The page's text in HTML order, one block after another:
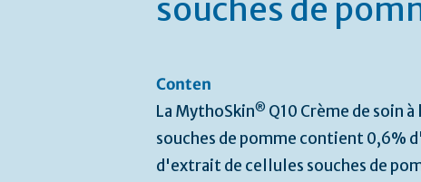
souches de
Conten
La MythoSkin® Q10 Crème de soin
souches de pomme contient 0,6%
d'extrait de cellules souches de